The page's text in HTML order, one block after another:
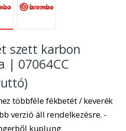
szett karbon
| 07064CC
többféle fékbetét / keverék
verzió áll rendelkezésre. -
kuplung